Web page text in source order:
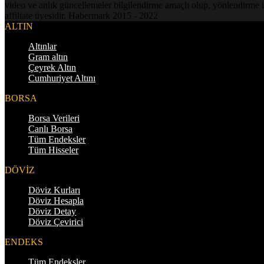
video ve anlık güncellemeler bilgilendirme amaçlı olup,
affiliate üyesidir. Habermark 2015 - 2022
ALTIN
Altınlar
Gram altın
Çeyrek Altın
Cumhuriyet Altını
BORSA
Borsa Verileri
Canlı Borsa
Tüm Endeksler
Tüm Hisseler
DÖVİZ
Döviz Kurları
Döviz Hesapla
Döviz Detay
Döviz Çevirici
ENDEKS
Tüm Endeksler